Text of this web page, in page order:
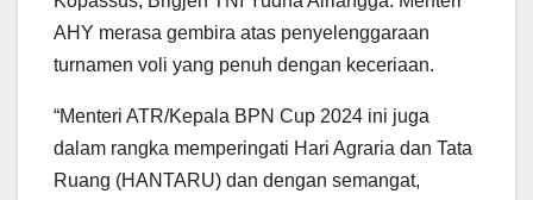
AHY merasa gembira atas penyelenggaraan
turnamen voli yang penuh dengan keceriaan.
“Menteri ATR/Kepala BPN Cup 2024 ini juga
dalam rangka memperingati Hari Agraria dan Tata
Ruang (HANTARU) dan dengan semangat,